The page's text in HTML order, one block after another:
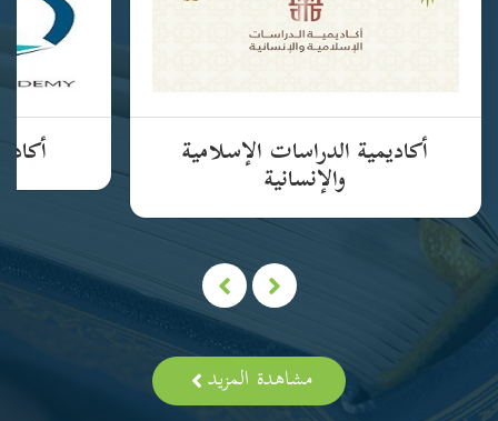
أكاديمية الدراسات الإسلامية
والإنسانية
مشاهدة المزيد